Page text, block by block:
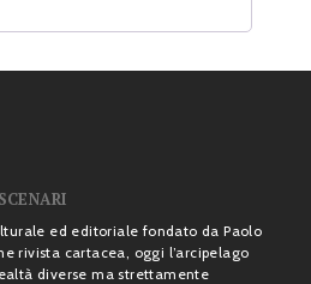
ed editoriale fondato da Paolo
rivista cartacea, oggi l’arcipelago
diverse ma strettamente